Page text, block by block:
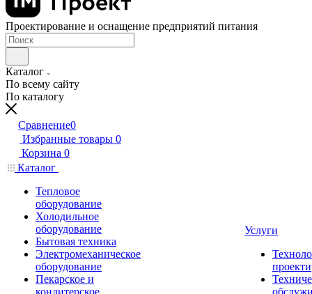
Проектирование и оснащение предприятий питания
Каталог
По всему сайту
По каталогу
Сравнение0
Избранные товары 0
Корзина 0
Каталог
Тепловое
оборудование
Холодильное
оборудование
Бытовая техника
Электромеханическое
оборудование
Пекарское и
кондитерское
Услуги